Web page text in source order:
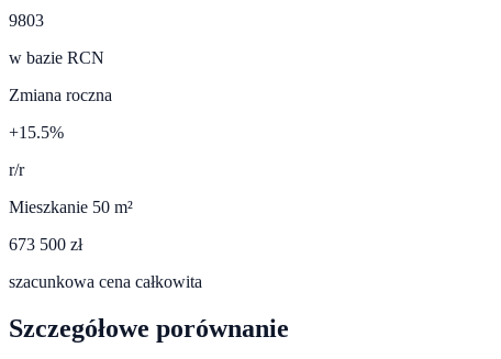
9803
w bazie RCN
Zmiana roczna
+15.5%
r/r
Mieszkanie 50 m²
673 500 zł
szacunkowa cena całkowita
Szczegółowe porównanie